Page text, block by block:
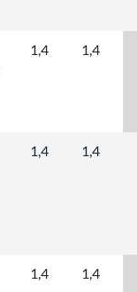
1,4 1,4
1,4 1,4
1,4 1,4